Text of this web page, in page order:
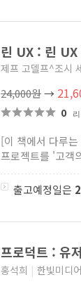
린 UX : 린 UX
제프 고델프^조시
24,000원→
0
[이 책에서 다루
프로젝트를 '고객
출고예정일은
프로덕트 : 유
홍석희 | 한빛미디어